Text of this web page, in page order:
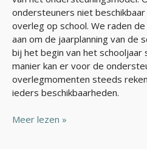
ondersteuners niet
overleg op school. We raden
aan om de jaarplanning van de
bij het begin van het schooljaar
manier kan er voor de
overlegmomenten steeds
ieders beschikbaarheden.
Meer lezen »